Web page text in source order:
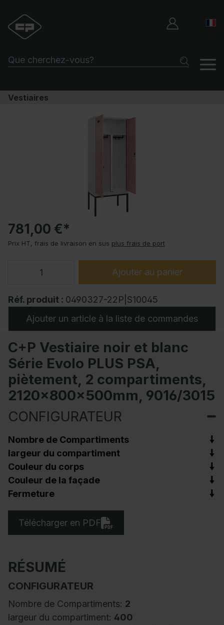
Vestiaires
781,00 €*
Prix HT, frais de livraison en sus plus frais de port
Ajouter au panier
Réf. produit : 0490327-22P|S10045
Ajouter un article à la liste de commandes
C+P Vestiaire noir et blanc
Série Evolo PLUS PSA,
piètement, 2 compartiments,
2120x800x500mm, 9016/3015
CONFIGURATEUR
Nombre de Compartiments
largeur du compartiment
Couleur du corps
Couleur de la façade
Fermeture
Télécharger en PDF
RÉSUMÉ
CONFIGURATEUR
Nombre de Compartiments: 2
largeur du compartiment: 400